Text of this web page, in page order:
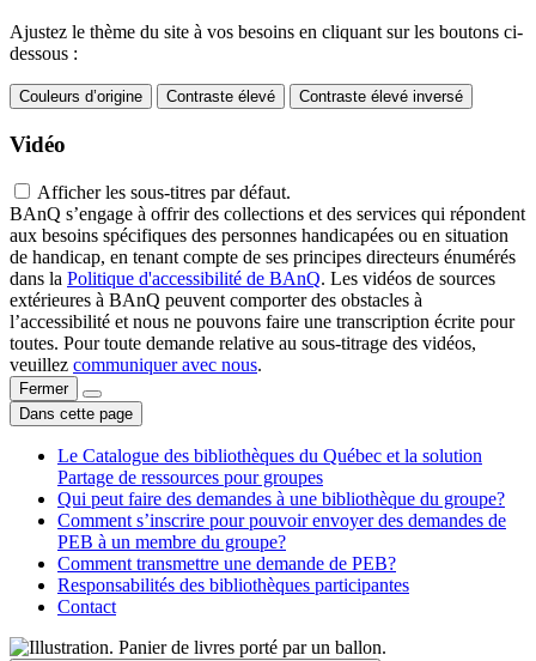
Ajustez le thème du site à vos besoins en cliquant sur les boutons ci-
dessous :
Couleurs d’origine Contraste élevé Contraste élevé inversé
Vidéo
Afficher les sous-titres par défaut.
BAnQ s’engage à offrir des collections et des services qui répondent
aux besoins spécifiques des personnes handicapées ou en situation
de handicap, en tenant compte de ses principes directeurs énumérés
dans la Politique d'accessibilité de BAnQ. Les vidéos de sources
extérieures à BAnQ peuvent comporter des obstacles à
l’accessibilité et nous ne pouvons faire une transcription écrite pour
toutes. Pour toute demande relative au sous-titrage des vidéos,
veuillez communiquer avec nous.
Fermer
Dans cette page
Le Catalogue des bibliothèques du Québec et la solution
Partage de ressources pour groupes
Qui peut faire des demandes à une bibliothèque du groupe?
Comment s’inscrire pour pouvoir envoyer des demandes de
PEB à un membre du groupe?
Comment transmettre une demande de PEB?
Responsabilités des bibliothèques participantes
Contact